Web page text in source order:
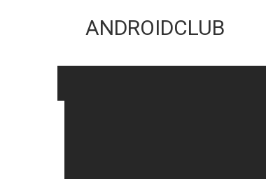
contentANDROIDCLUB